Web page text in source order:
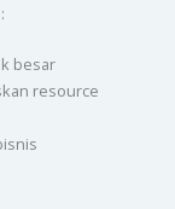
besar
resource